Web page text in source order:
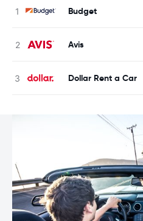
Budget
Avis
Dollar Rent a Car